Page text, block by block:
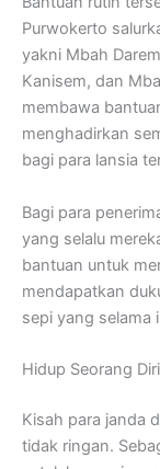
Purwokerto
yakni Mbah
Kanisem, dan
membawa
menghadirkan
bagi para lansia
Bagi para
yang selalu
bantuan untuk
mendapatkan
sepi yang selama
Hidup Seorang
Kisah para janda
tidak ringan.